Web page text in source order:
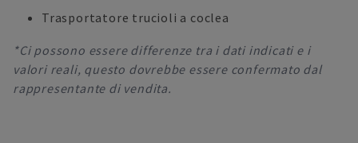
Trasportatore trucioli a coclea
*Ci possono essere differenze tra i dati indicati e i
valori reali, questo dovrebbe essere confermato dal
rappresentante di vendita.